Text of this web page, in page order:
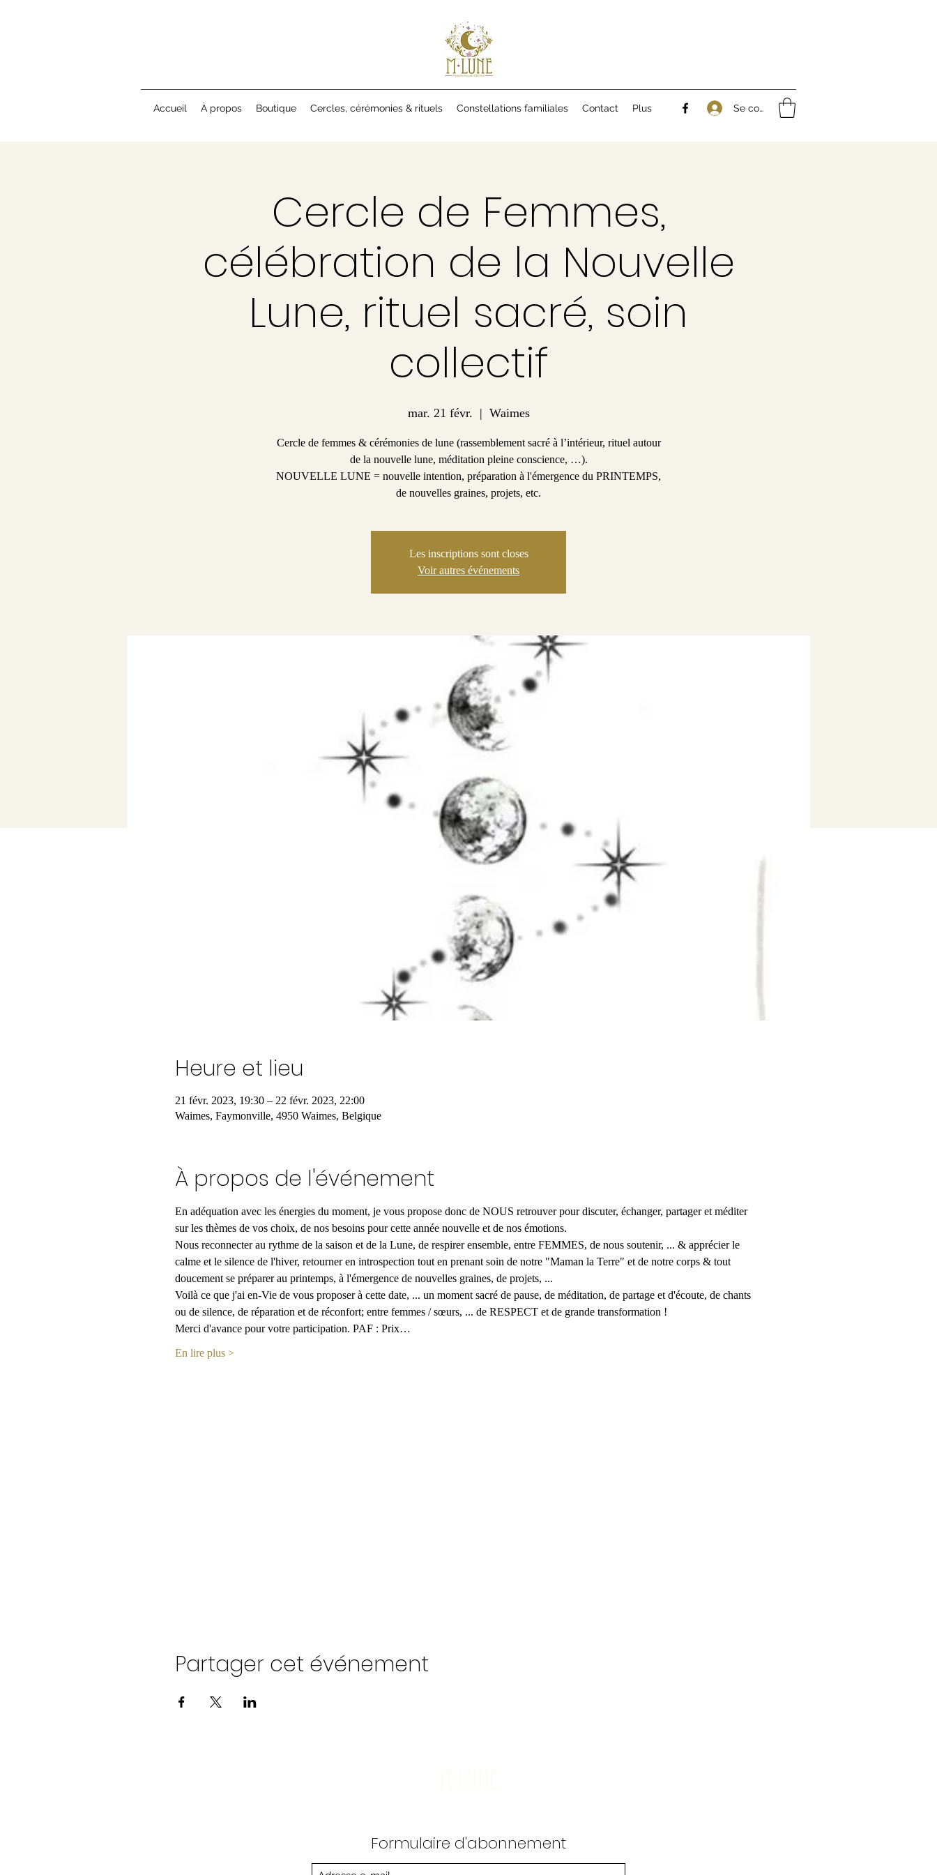
Accueil À propos Boutique Cercles, cérémonies & rituels Constellations familiales Contact Plus Se connecter
Cercle de Femmes,
célébration de la Nouvelle
Lune, rituel sacré, soin
collectif
mar. 21 févr.
  |
Waimes
Cercle de femmes & cérémonies de lune (rassemblement sacré à l’intérieur, rituel autour
de la nouvelle lune, méditation pleine conscience, …).
NOUVELLE LUNE = nouvelle intention, préparation à l'émergence du PRINTEMPS,
de nouvelles graines, projets, etc.
Les inscriptions sont closes
Voir autres événements
Heure et lieu
21 févr. 2023, 19:30 – 22 févr. 2023, 22:00
Waimes, Faymonville, 4950 Waimes, Belgique
À propos de l'événement
En adéquation avec les énergies du moment, je vous propose donc de NOUS retrouver pour discuter, échanger, partager et méditer
sur les thèmes de vos choix, de nos besoins pour cette année nouvelle et de nos émotions.
Nous reconnecter au rythme de la saison et de la Lune, de respirer ensemble, entre FEMMES, de nous soutenir, ... & apprécier le
calme et le silence de l'hiver, retourner en introspection tout en prenant soin de notre "Maman la Terre" et de notre corps & tout
doucement se préparer au printemps, à l'émergence de nouvelles graines, de projets, ...
Voilà ce que j'ai en-Vie de vous proposer à cette date, ... un moment sacré de pause, de méditation, de partage et d'écoute, de chants
ou de silence, de réparation et de réconfort; entre femmes / sœurs, ... de RESPECT et de grande transformation !
Merci d'avance pour votre participation. PAF : Prix…
En lire plus >
Partager cet événement
Formulaire d'abonnement